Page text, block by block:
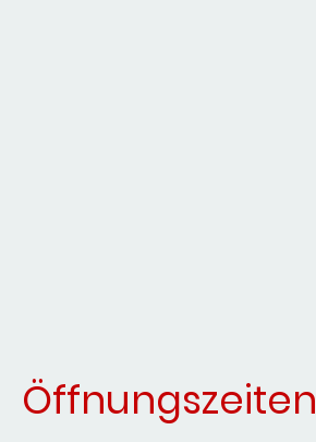
Öffnungszeiten